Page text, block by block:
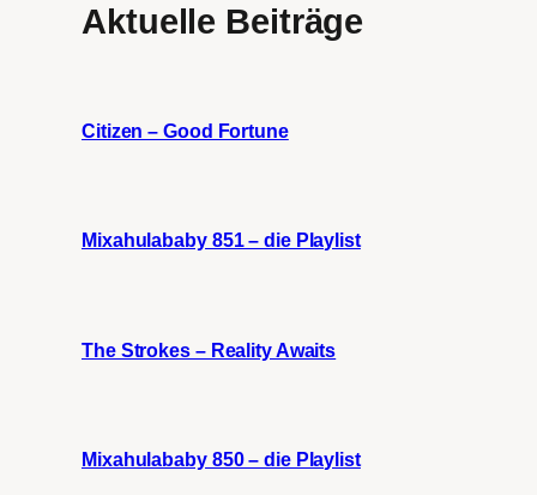
Aktuelle Beiträge
Citizen – Good Fortune
Mixahulababy 851 – die Playlist
The Strokes – Reality Awaits
Mixahulababy 850 – die Playlist